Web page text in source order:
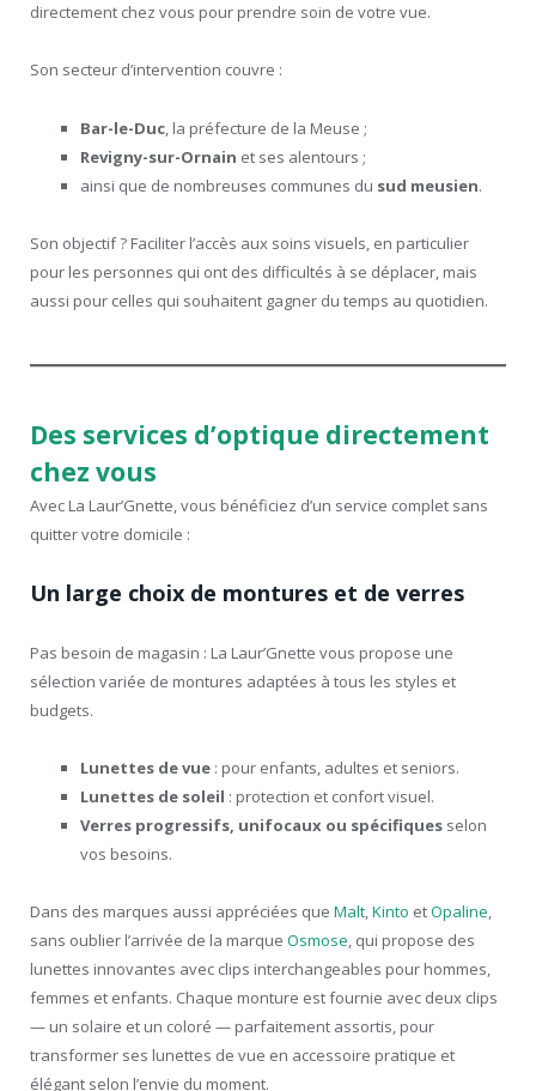
directement chez vous pour prendre soin de votre vue.
Son secteur d’intervention couvre :
Bar-le-Duc , la préfecture de la Meuse ;
Revigny-sur-Ornain et ses alentours ;
ainsi que de nombreuses communes du sud meusien.
Son objectif ? Faciliter l’accès aux soins visuels, en particulier
pour les personnes qui ont des difficultés à se déplacer, mais
aussi pour celles qui souhaitent gagner du temps au quotidien.
Des services d’optique directement
chez vous
Avec La Laur’Gnette, vous bénéficiez d’un service complet sans
quitter votre domicile :
Un large choix de montures et de verres
Pas besoin de magasin : La Laur’Gnette vous propose une
sélection variée de montures adaptées à tous les styles et
budgets.
Lunettes de vue : pour enfants, adultes et seniors.
Lunettes de soleil : protection et confort visuel.
Verres progressifs, unifocaux ou spécifiques selon
vos besoins.
Dans des marques aussi appréciées que Malt,Kinto etOpaline,
sans oublier l’arrivée de la marque Osmose, qui propose des
lunettes innovantes avec clips interchangeables pour hommes,
femmes et enfants. Chaque monture est fournie avec deux clips
— un solaire et un coloré — parfaitement assortis, pour
transformer ses lunettes de vue en accessoire pratique et
élégant selon l’envie du moment.